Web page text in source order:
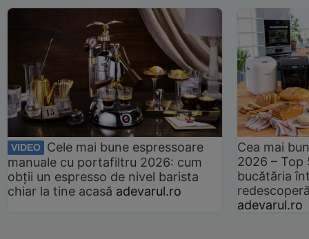
VIDEO
Cele mai bune espressoare
manuale cu portafiltru 2026: cum
obții un espresso de nivel barista
chiar la tine acasă adevarul.ro
Cea mai
2026 –
bucătăria
adevarul.ro